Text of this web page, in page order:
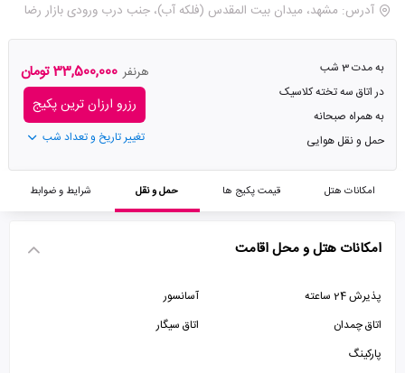
آدرس: مشهد، میدان بیت المقدس (فلکه آب)، جنب درب ورودی بازار رضا
به مدت 3 شب
در اتاق سه تخته کلاسیک
به همراه صبحانه
حمل و نقل هوایی
هرنفر 33,500,000 تومان
رزرو ارزان ترین پکیج
تغییر تاریخ و تعداد شب
امکانات هتل قیمت پکیج ها حمل و نقل شرایط و ضوابط
امکانات هتل و محل اقامت
پذیرش 24 ساعته
آسانسور
اتاق چمدان
اتاق سیگار
پارکینگ